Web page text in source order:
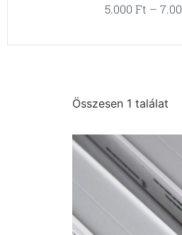
5.000 Ft –
Összesen 1 találat